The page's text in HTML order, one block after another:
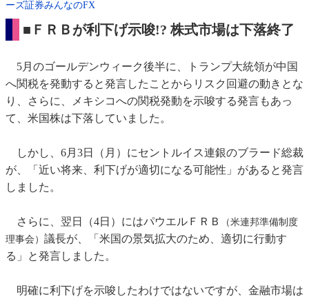
ーズ証券みんなのFX
■ＦＲＢが利下げ示唆!? 株式市場は下落終了
5月のゴールデンウィーク後半に、トランプ大統領が中国
へ関税を発動すると発言したことからリスク回避の動きとな
り、さらに、メキシコへの関税発動を示唆する発言もあっ
て、米国株は下落していました。
しかし、6月3日（月）にセントルイス連銀のブラード総裁
が、「近い将来、利下げが適切になる可能性」があると発言
しました。
さらに、翌日（4日）にはパウエルＦＲＢ
（米連邦準備制度
理事会） 議長が、「米国の景気拡大のため、適切に行動す
る」と発言しました。
明確に利下げを示唆したわけではないですが、金融市場は